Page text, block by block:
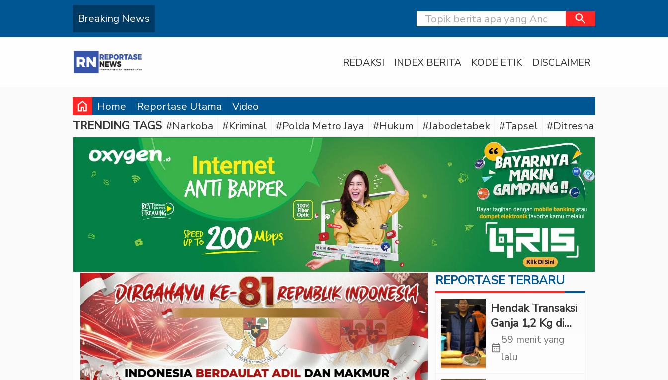
Breaking News search
REDAKSI INDEX BERITA KODE ETIK DISCLAIMER
home Home Reportase Utama Video
TRENDING TAGS #Narkoba #Kriminal #Polda Metro Jaya #Hukum #Jabodetabek #Tapsel #Ditresnarkoba Polda
REPORTASE TERBARU
Hendak Transaksi
Ganja 1,2 Kg di
Depok, Pria Ini
Ditangkap Polda
calendar_month
59 menit yang
lalu